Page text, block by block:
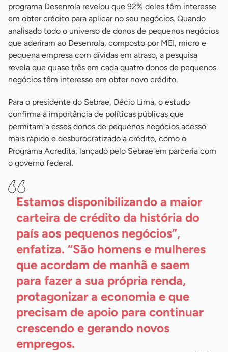
programa Desenrola revelou que 92% deles têm interesse
em obter crédito para aplicar no seu negócios. Quando
analisado todo o universo de donos de pequenos negócios
que aderiram ao Desenrola, composto por MEI, micro e
pequena empresa com dívidas em atraso, a pesquisa
revela que quase três em cada quatro donos de pequenos
negócios têm interesse em obter novo crédito.
Para o presidente do Sebrae, Décio Lima, o estudo
confirma a importância de políticas públicas que
permitam a esses donos de pequenos negócios acesso
mais rápido e desburocratizado a crédito, como o
Programa Acredita, lançado pelo Sebrae em parceria com
o governo federal.
Estamos disponibilizando a maior
carteira de crédito da história do
país aos pequenos negócios”,
enfatiza. “São homens e mulheres
que acordam de manhã e saem
para fazer a sua própria renda,
protagonizar a economia e que
precisam de apoio para continuar
crescendo e gerando novos
empregos.